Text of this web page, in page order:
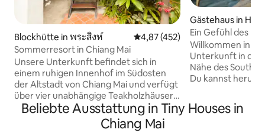
Blockhütte in พระสิงห์ Durchschnittliche Bewertung:
4,87 (452)
Sommerresort in Chiang Mai
Unsere Unterkunft befindet sich in
einem ruhigen Innenhof im Südosten
der Altstadt von Chiang Mai und verfügt
über vier unabhängige Teakholzhäuser,
die etwa 90 Jahre alt sind. Da es sich um
traditionelle Holzkonstruktionen
handelt, ist die Schalldämmung
Gästehaus in Hai-
g District
Ein Gefühl des
Familienkomplex
Willkommen in
Unterkunft in der
Nähe des South
Du kannst
lokalen Markt
Essen zu kaufen. ​Das private Haus
Beliebte Ausstattung in Tiny Houses in
Chiang Mai